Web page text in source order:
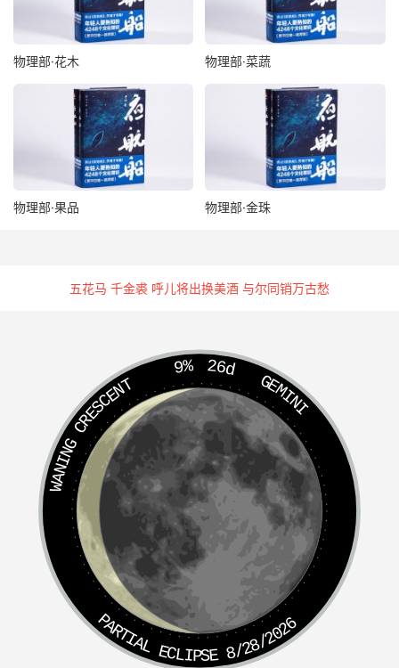
物理部·花木 物理部·菜蔬
物理部·果品 物理部·金珠
五花马 千金裘 呼儿将出换美酒 与尔同销万古愁
9% 26d
GEMINI
WANING CRESCENT
PARTIAL ECLIPSE 8/28/2026